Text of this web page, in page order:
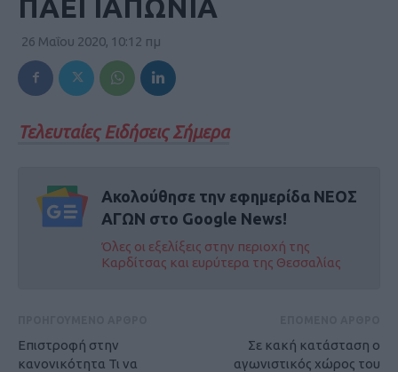
ΠΑΕΙ ΙΑΠΩΝΙΑ
26 Μαΐου 2020, 10:12 πμ
Τελευταίες Ειδήσεις Σήμερα
Ακολούθησε την εφημερίδα ΝΕΟΣ
ΑΓΩΝ στο Google News!
Όλες οι εξελίξεις στην περιοχή της
Καρδίτσας και ευρύτερα της Θεσσαλίας
Επιστροφή στην
κανονικότητα Τι να
Σε κακή κατάσταση ο
αγωνιστικός χώρος του